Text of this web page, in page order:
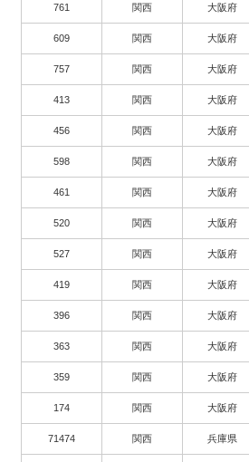
761 関西 大阪府
609 関西 大阪府
757 関西 大阪府
413 関西 大阪府
456 関西 大阪府
598 関西 大阪府
461 関西 大阪府
520 関西 大阪府
527 関西 大阪府
419 関西 大阪府
396 関西 大阪府
363 関西 大阪府
359 関西 大阪府
174 関西 大阪府
71474 関西 兵庫県